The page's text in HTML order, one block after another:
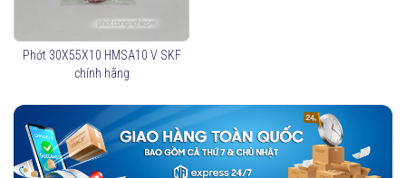
Phớt 30X55X10 HMSA10 V SKF
chính hãng